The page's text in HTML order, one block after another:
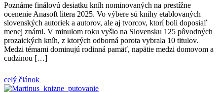
Poznáme finálovú desiatku kníh nominovaných na prestížne
ocenenie Anasoft litera 2025. Vo výbere sú knihy etablovaných
slovenských autoriek a autorov, ale aj tvorcov, ktorí boli doposiaľ
menej známi. V minulom roku vyšlo na Slovensku 125 pôvodných
prozaických kníh, z ktorých odborná porota vybrala 10 titulov.
Medzi témami dominujú rodinná pamäť, napätie medzi domovom a
cudzinou […]
celý článok